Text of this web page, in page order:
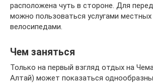
расположена чуть в стороне. Для
можно пользоваться услугами местных
велосипедами.
Чем заняться
Только на первый взгляд отдых на
Алтай) может показаться